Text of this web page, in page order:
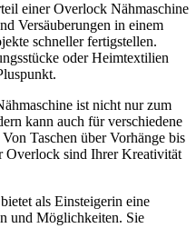
einer Overlock Nähmaschine
Versäuberungen in einem
schneller fertigstellen.
oder Heimtextilien
ist nicht nur zum
kann auch für verschiedene
Taschen über Vorhänge bis
Overlock sind Ihrer Kreativität
als Einsteigerin eine
und Möglichkeiten. Sie